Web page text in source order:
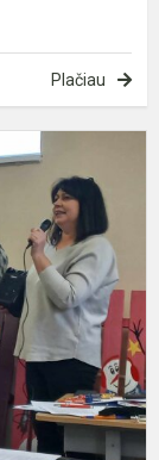
Plačiau